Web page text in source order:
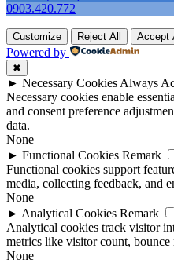
0903.420.772
Customize Reject All Accept
Powered by
✖
► Necessary Cookies Always
Necessary cookies enable
and consent preference
data.
None
► Functional Cookies Remark
Functional cookies support
media, collecting feedback, and
None
► Analytical Cookies Remark
Analytical cookies track visitor
metrics like visitor count, bounce
None